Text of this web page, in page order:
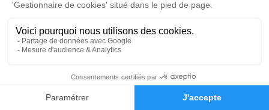
Faire-part Hommages
Cérémonie religieuse
Église de St Julien du Serre de Saint-Julien-du-
Serre